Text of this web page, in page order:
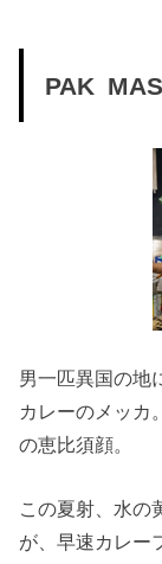
PAK
男一匹異国の地
カレーのメッカ
の恵比須顔。
この夏射、水の
が、早速カレー